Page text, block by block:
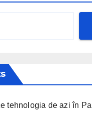
tehnologia de azi în